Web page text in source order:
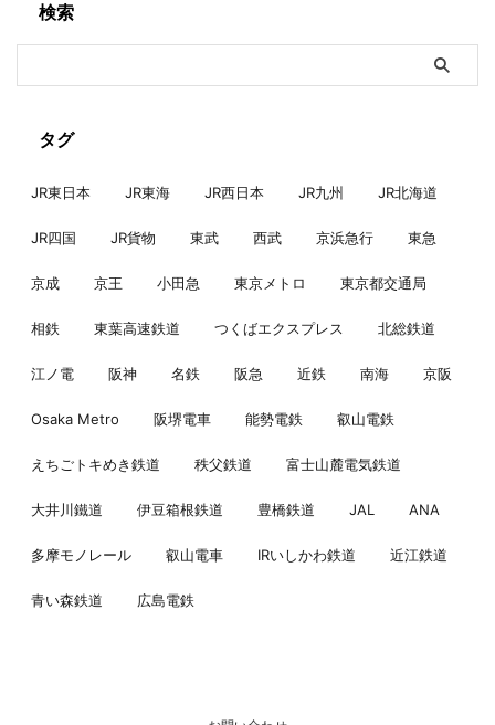
検索
タグ
JR東日本 JR東海 JR西日本 JR九州 JR北海道
JR四国 JR貨物 東武 西武 京浜急行 東急
京成 京王 小田急 東京メトロ 東京都交通局
相鉄 東葉高速鉄道 つくばエクスプレス 北総鉄道
江ノ電 阪神 名鉄 阪急 近鉄 南海 京阪
Osaka Metro 阪堺電車 能勢電鉄 叡山電鉄
えちごトキめき鉄道 秩父鉄道 富士山麓電気鉄道
大井川鐵道 伊豆箱根鉄道 豊橋鉄道 JAL ANA
多摩モノレール 叡山電車 IRいしかわ鉄道 近江鉄道
青い森鉄道 広島電鉄